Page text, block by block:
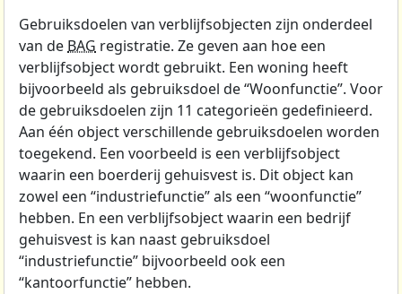
Gebruiksdoelen van verblijfsobjecten zijn onderdeel
van de BAG registratie. Ze geven aan hoe een
verblijfsobject wordt gebruikt. Een woning heeft
bijvoorbeeld als gebruiksdoel de “Woonfunctie”. Voor
de gebruiksdoelen zijn 11 categorieën gedefinieerd.
Aan één object verschillende gebruiksdoelen worden
toegekend. Een voorbeeld is een verblijfsobject
waarin een boerderij gehuisvest is. Dit object kan
zowel een “industriefunctie” als een “woonfunctie”
hebben. En een verblijfsobject waarin een bedrijf
gehuisvest is kan naast gebruiksdoel
“industriefunctie” bijvoorbeeld ook een
“kantoorfunctie” hebben.